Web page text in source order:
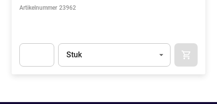
Artikelnummer 23962
Eenheid
Stuk